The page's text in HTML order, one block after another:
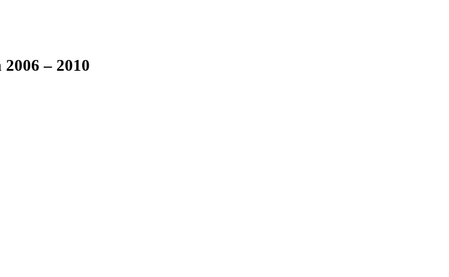
2006 – 2010